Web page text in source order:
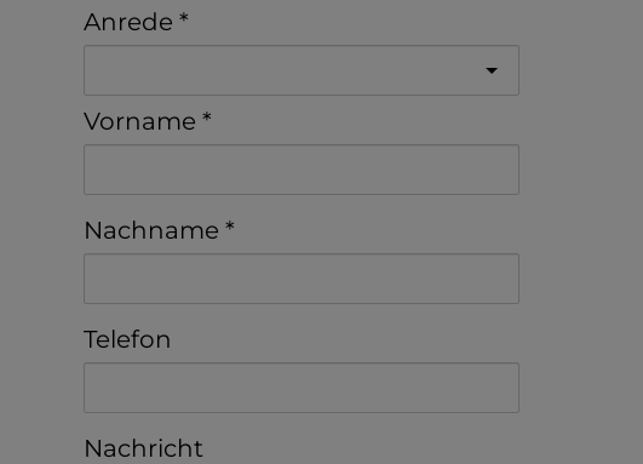
Anrede
Vorname
Nachname
Telefon
Nachricht